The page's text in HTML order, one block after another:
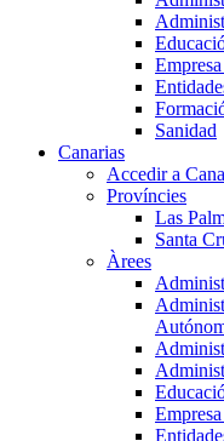
Sanidad
Canarias
Accedir a
Províncies
Las
Santa
Àrees